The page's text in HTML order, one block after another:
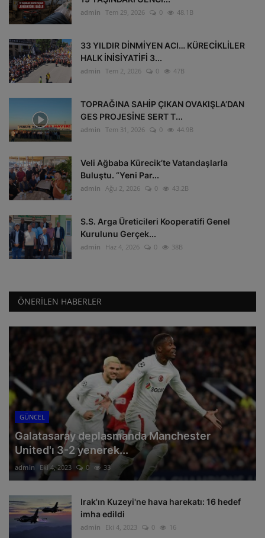
admin Tem 29, 2026 0 48.1B
33 YILDIR DİNMİYEN ACI… KÜRECİKLİLER
HALK İNİSİYATİFİ 3...
admin Tem 2, 2026 0 47B
TOPRAĞINA SAHİP ÇIKAN OVAKIŞLA’DAN
GES PROJESİNE SERT T...
admin Tem 31, 2026 0 44.9B
Veli Ağbaba Kürecik’te Vatandaşlarla
Buluştu. “Yeni Par...
admin Ağu 2, 2026 0 43.2B
S.S. Arga Üreticileri Kooperatifi Genel
Kurulunu Gerçek...
admin Haz 4, 2026 0 38B
ÖNERILEN HABERLER
GÜNCEL
Galatasaray deplasmanda Manchester
United'ı 3-2 yenerek...
admin Eki 4, 2023 0 33
Irak'ın Kuzeyi'ne hava harekatı: 16 hedef
imha edildi
admin Eki 4, 2023 0 16